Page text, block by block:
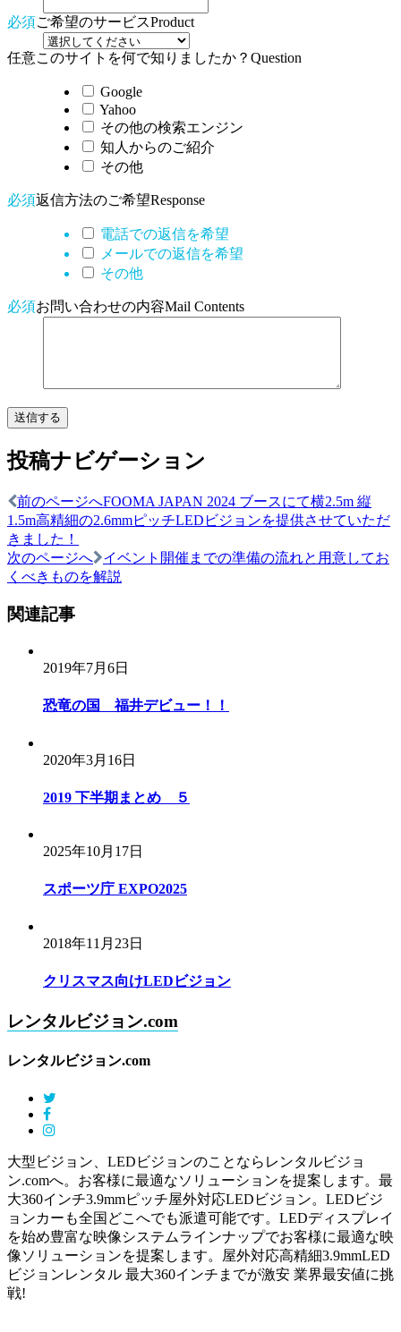
必須ご希望のサービスProduct
任意このサイトを何で知りましたか？ Question
Google
Yahoo
その他の検索エンジン
知人からのご紹介
その他
必須返信方法のご希望Response
電話での返信を希望
メールでの返信を希望
その他
必須お問い合わせの内容Mail Contents
投稿ナビゲーション
前のページへFOOMA JAPAN 2024 ブースにて横2.5m 縦
1.5m高精細の2.6mmピッチLEDビジョンを提供させていただ
きました！
次のページへ
イベント開催までの準備の流れと用意してお
くべきものを解説
関連記事
2019年7月6日
恐竜の国 福井デビュー！！
2020年3月16日
2019 下半期まとめ ５
2025年10月17日
スポーツ庁 EXPO2025
2018年11月23日
クリスマス向けLEDビジョン
レンタルビジョン.com
レンタルビジョン.com
大型ビジョン、LEDビジョンのことならレンタルビジョ
ン.comへ。お客様に最適なソリューションを提案します。最
大360インチ3.9mmピッチ屋外対応LEDビジョン。LEDビジ
ョンカーも全国どこへでも派遣可能です。LEDディスプレイ
を始め豊富な映像システムラインナップでお客様に最適な映
像ソリューションを提案します。屋外対応高精細3.9mmLED
ビジョンレンタル 最大360インチまでが激安 業界最安値に挑
戦!